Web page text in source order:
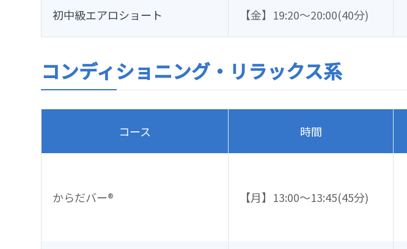
初中級エアロショート 【金】 19:20～20:00(40分)
コンディショニング・リラックス系
コース 時間
からだバー® 【月】 13:00～13:45(45分)